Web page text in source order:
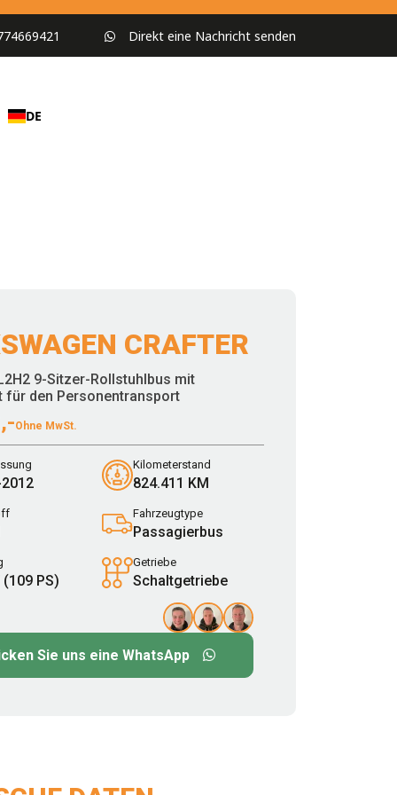
Direkt eine Nachricht senden
DE
CRAFTER
9-Sitzer-Rollstuhlbus mit
für den Personentransport
Ohne MwSt.
Kilometerstand
824.411 KM
Fahrzeugtype
Passagierbus
(109 PS)
Getriebe
Schaltgetriebe
Sie uns eine WhatsApp